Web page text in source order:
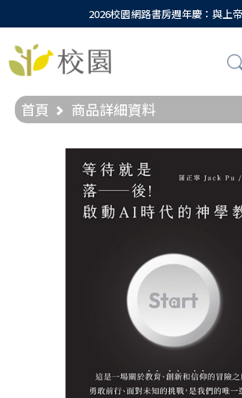
2026校園網路書房週年慶：與上
首頁 商品詳細資料